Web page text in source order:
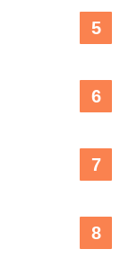
5
6
7
8